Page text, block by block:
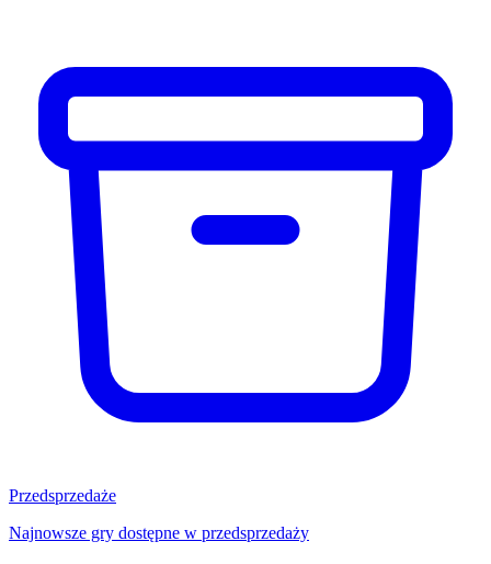
Przedsprzedaże
Najnowsze gry dostępne w przedsprzedaży